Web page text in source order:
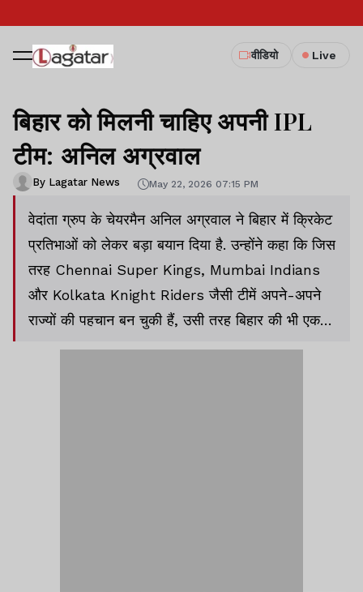
वीडियो Live
बिहार को मिलनी चाहिए अपनी IPL
टीम: अनिल अग्रवाल
By Lagatar News May 22, 2026 07:15 PM
वेदांता ग्रुप के चेयरमैन अनिल अग्रवाल ने बिहार में क्रिकेट
प्रतिभाओं को लेकर बड़ा बयान दिया है. उन्होंने कहा कि जिस
तरह Chennai Super Kings, Mumbai Indians
और Kolkata Knight Riders जैसी टीमें अपने-अपने
राज्यों की पहचान बन चुकी हैं, उसी तरह बिहार की भी एक